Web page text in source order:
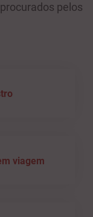
pelos
viagem